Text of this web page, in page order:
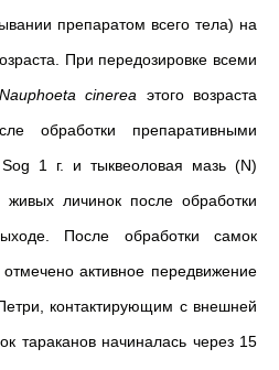
препаратом всего тела) на
При передозировке всеми
Nauphoeta cinerea этого возраста
обработки препаративными
1 г. и тыквеоловая мазь (N)
личинок после обработки
После обработки самок
активное передвижение
контактирующим с внешней
тараканов начиналась через 15